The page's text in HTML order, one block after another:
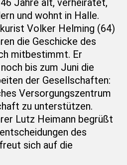
Jahre alt, verheiratet,
und wohnt in Halle.
Volker Helming (64)
die Geschicke des
mitbestimmt. Er
bis zum Juni die
der Gesellschaften:
Versorgungszentrum
zu unterstützen.
Lutz Heimann begrüßt
des
sich auf die